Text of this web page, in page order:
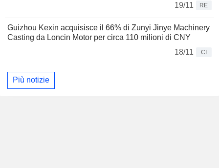
19/11
RE
Guizhou Kexin acquisisce il 66% di Zunyi Jinye Machinery
Casting da Loncin Motor per circa 110 milioni di CNY
18/11
CI
Più notizie